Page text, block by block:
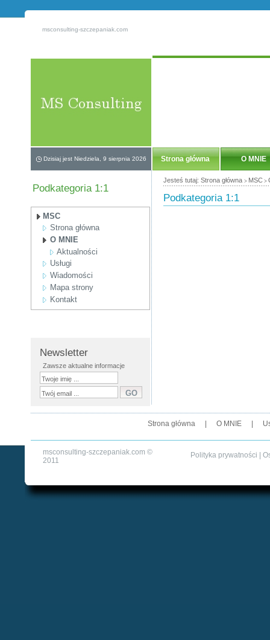
msconsulting-szczepaniak.com
Dzisiaj jest Niedziela, 9 sierpnia 2026 Strona główna O MNIE
Podkategoria 1:1
MSC
Strona główna
O MNIE
Aktualności
Usługi
Wiadomości
Mapa strony
Kontakt
Newsletter
Zawsze aktualne informacje
Jesteś tutaj: Strona główna > MSC >
Podkategoria 1:1
Strona główna O MNIE
msconsulting-szczepaniak.com ©
2011
Polityka prywatności |